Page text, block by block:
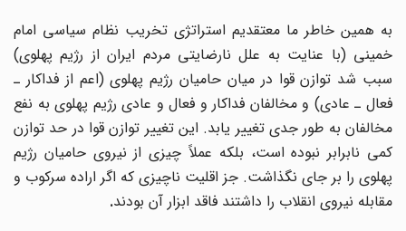
به همین خاطر ما معتقدیم استراتژی تخریب نظام سیاسی امام
خمینی (با عنایت به علل نارضایتی مردم ایران از رژیم پهلوی)
سبب شد توازن قوا در میان حامیان رژیم پهلوی (اعم از فداکار ـ
فعال ـ عادی) و مخالفان فداکار و فعال و عادی رژیم پهلوی به نفع
مخالفان به طور جدی تغییر یابد. این تغییر توازن قوا در حد توازن
کمی نابرابر نبوده است، بلکه عملاً چیزی از نیروی حامیان رژیم
پهلوی را بر جای نگذاشت. جز اقلیت ناچیزی که اگر اراده سرکوب و
مقابله نیروی انقلاب را داشتند فاقد ابزار آن بودند.